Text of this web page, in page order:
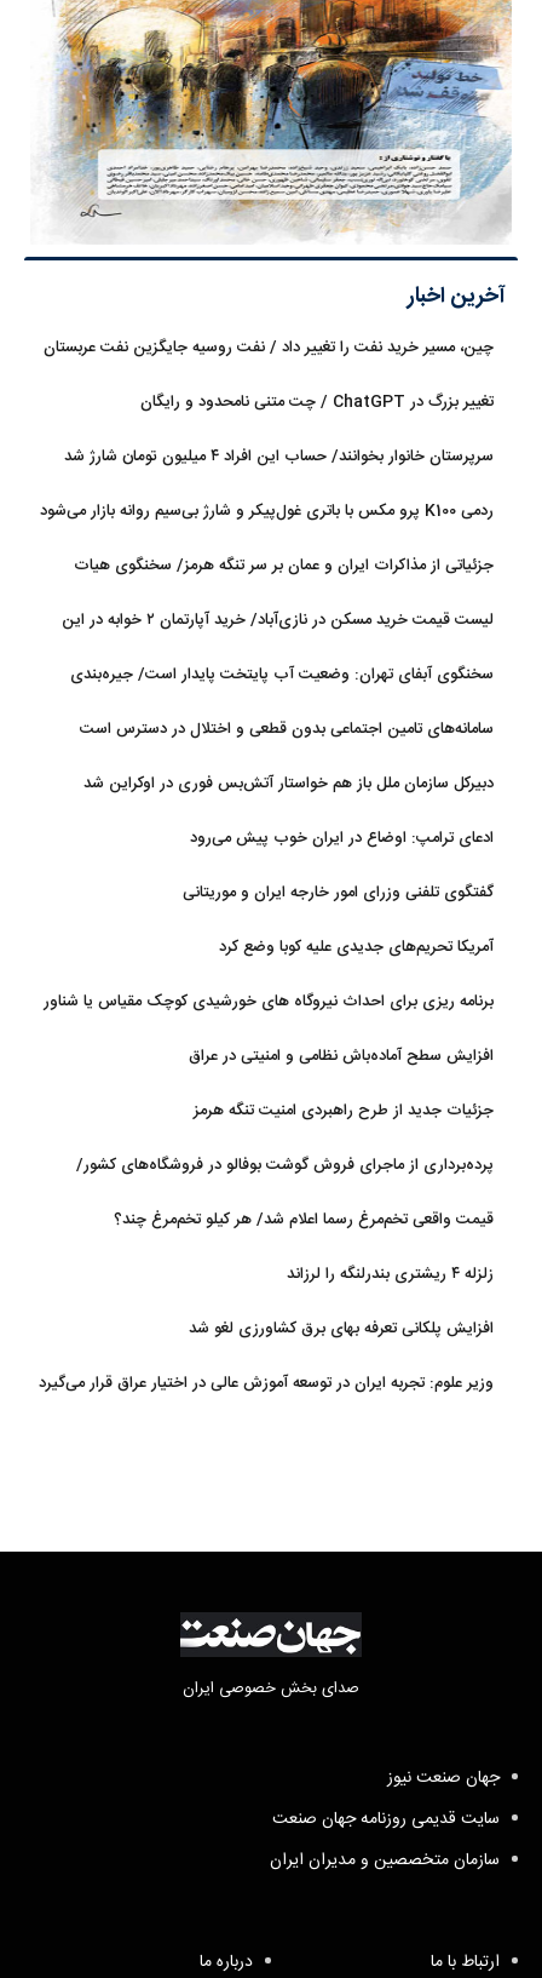
آخرین اخبار
چین، مسیر خرید نفت را تغییر داد / نفت روسیه جایگزین نفت عربستان
تغییر بزرگ در ChatGPT / چت متنی نامحدود و رایگان
سرپرستان خانوار بخوانند/ حساب این افراد ۴ میلیون تومان شارژ شد
ردمی K100 پرو مکس با باتری غول‌پیکر و شارژ بی‌سیم روانه بازار می‌شود
جزئیاتی از مذاکرات ایران و عمان بر سر تنگه هرمز/ سخنگوی هیات
لیست قیمت خرید مسکن در نازی‌آباد/ خرید آپارتمان ۲ خوابه در این
سخنگوی آبفای تهران: وضعیت آب پایتخت پایدار است/ جیره‌بندی
سامانه‌های تامین اجتماعی بدون قطعی و اختلال در دسترس است
دبیرکل سازمان ملل باز هم خواستار آتش‌بس فوری در اوکراین شد
ادعای ترامپ: اوضاع در ایران خوب پیش می‌رود
گفتگوی تلفنی وزرای امور خارجه ایران و موریتانی
آمریکا تحریم‌های جدیدی علیه کوبا وضع کرد
برنامه ریزی برای احداث نیروگاه های خورشیدی کوچک مقیاس یا شناور
افزایش سطح آماده‌باش نظامی و امنیتی در عراق
جزئیات جدید از طرح راهبردی امنیت تنگه هرمز
پرده‌برداری از ماجرای فروش گوشت بوفالو در فروشگاه‌های کشور/
قیمت واقعی تخم‌مرغ رسما اعلام شد/ هر کیلو تخم‌مرغ چند؟
زلزله ۴ ریشتری بندرلنگه را لرزاند
افزایش پلکانی تعرفه بهای برق کشاورزی لغو شد
وزیر علوم: تجربه ایران در توسعه آموزش عالی در اختیار عراق قرار می‌گیرد
صدای بخش خصوصی ایران
جهان صنعت نیوز
سایت قدیمی روزنامه جهان صنعت
سازمان متخصصین و مدیران ایران
ارتباط با ما درباره ما